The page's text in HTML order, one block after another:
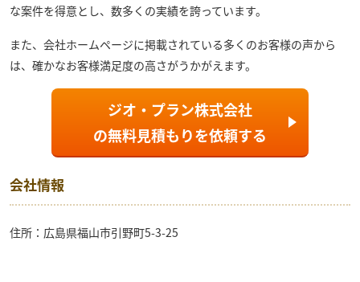
な案件を得意とし、数多くの実績を誇っています。
また、会社ホームページに掲載されている多くのお客様の声から
は、確かなお客様満足度の高さがうかがえます。
ジオ・プラン株式会社
の無料見積もりを依頼する
会社情報
住所：広島県福山市引野町5-3-25